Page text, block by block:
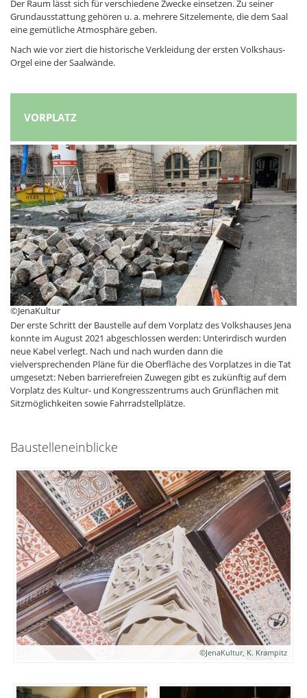
Der Raum lässt sich für verschiedene Zwecke einsetzen. Zu seiner
Grundausstattung gehören u. a. mehrere Sitzelemente, die dem Saal
eine gemütliche Atmosphäre geben.
Nach wie vor ziert die historische Verkleidung der ersten Volkshaus-
Orgel eine der Saalwände.
VORPLATZ
©JenaKultur
Der erste Schritt der Baustelle auf dem Vorplatz des Volkshauses Jena
konnte im August 2021 abgeschlossen werden: Unterirdisch wurden
neue Kabel verlegt. Nach und nach wurden dann die
vielversprechenden Pläne für die Oberfläche des Vorplatzes in die Tat
umgesetzt: Neben barrierefreien Zuwegen gibt es zukünftig auf dem
Vorplatz des Kultur- und Kongresszentrums auch Grünflächen mit
Sitzmöglichkeiten sowie Fahrradstellplätze.
Baustelleneinblicke
©JenaKultur, K. Krampitz